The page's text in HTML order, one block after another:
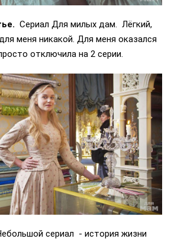
Сериал Для милых дам. Лёгкий,
меня никакой. Для меня оказался
отключила на 2 серии.
сериал - история жизни